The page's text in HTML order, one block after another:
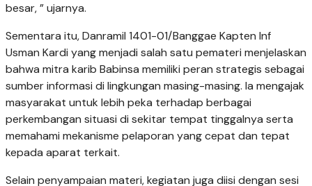
besar, ” ujarnya.
Sementara itu, Danramil 1401-01/Banggae Kapten Inf
Usman Kardi yang menjadi salah satu pemateri menjelaskan
bahwa mitra karib Babinsa memiliki peran strategis sebagai
sumber informasi di lingkungan masing-masing. Ia mengajak
masyarakat untuk lebih peka terhadap berbagai
perkembangan situasi di sekitar tempat tinggalnya serta
memahami mekanisme pelaporan yang cepat dan tepat
kepada aparat terkait.
Selain penyampaian materi, kegiatan juga diisi dengan sesi